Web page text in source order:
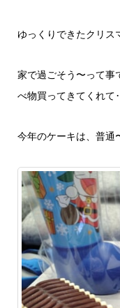
ゆっくりできたクリス
家で過ごそう〜って事
べ物買ってきてくれて
今年のケーキは、普通